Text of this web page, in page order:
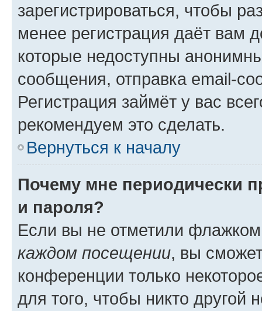
зарегистрироваться, чтобы
менее регистрация даёт вам
которые недоступны
сообщения, отправка email-
Регистрация займёт у вас
рекомендуем это сделать.
Вернуться к началу
Почему мне периодически
и пароля?
Если вы не отметили
каждом посещении, вы
конференции только
для того, чтобы никто другой